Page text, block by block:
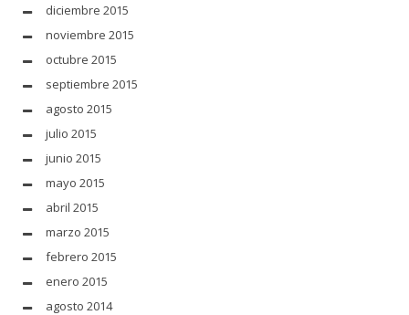
diciembre 2015
noviembre 2015
octubre 2015
septiembre 2015
agosto 2015
julio 2015
junio 2015
mayo 2015
abril 2015
marzo 2015
febrero 2015
enero 2015
agosto 2014